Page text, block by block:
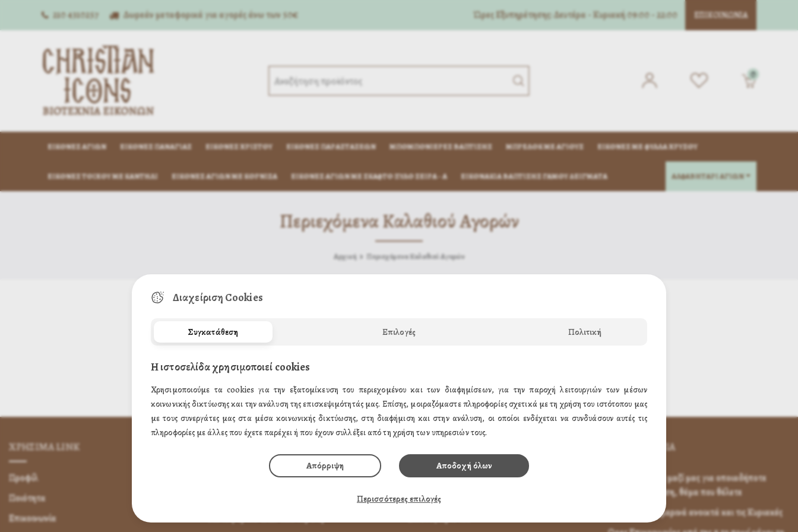
210 4310257 Δωρεάν μεταφορικά για αγορές άνω των 50€ Ώρες Eξυπηρέτησης: Δευτέρα - Κυριακή 09:00 - 22:00 ΕΠΙΚΟΙΝΩΝΊΑ
0
ΕΙΚΌΝΕΣ ΑΓΊΩΝ ΕΙΚΌΝΕΣ ΠΑΝΑΓΊΑΣ ΕΙΚΌΝΕΣ ΧΡΙΣΤΟΎ ΕΙΚΌΝΕΣ ΠΑΡΑΣΤΆΣΕΩΝ ΜΠΟΜΠΟΝΙΈΡΕΣ ΒΆΠΤΙΣΗΣ ΜΠΡΕΛΌΚ ΜΈ ΑΓΊΟΥΣ ΕΙΚΌΝΕΣ ΜΕ ΦΎΛΛΑ ΧΡΥΣΟΎ
ΕΙΚΌΝΕΣ ΤΟΊΧΟΥ ΜΕ ΚΑΝΤΉΛΙ ΕΙΚΌΝΕΣ ΑΓΊΩΝ ΜΕ ΚΟΡΝΊΖΑ ΕΙΚΟΝΕΣ ΑΓΙΩΝ ΜΕ ΣΚΑΦΤΟ ΞΥΛΟ ΣΕΙΡΑ - Α ΕΙΚΟΝΆΚΙΑ ΒΆΠΤΙΣΗΣ ΓΆΜΟΥ ΔΕΊΓΜΑΤΑ ΑΛΦΑΒΗΤΑΡΙ ΑΓΙΩΝ
Περιεχόμενα Καλαθιού Αγορών
Αρχική Περιεχόμενα Καλαθιού Αγορών
ΧΡΗΣΙΜA LINK
Προφίλ
Ποιότητα
Επικοινωνία
Πως Μπορώ να παραγγείλω
Εικόνες Αγίων
Εικόνες Παναγίας
ΕΠΙΚΟΙΝΩΝΊΑ
Επικοινωνήστε μαζί μας για οποιαδήποτε
απορία, ερώτηση, θέμα που θέλετε
Είμαστε καθημερινά ανοικτά και τις Κυριακές
Διαχείριση Cookies
Συγκατάθεση Επιλογές Πολιτική
Η ιστοσελίδα χρησιμοποιεί cookies
Χρησιμοποιούμε τα cookies για την εξατομίκευση του περιεχομένου και των διαφημίσεων, για την παροχή λειτουργιών των μέσων
κοινωνικής δικτύωσης και την ανάλυση της επισκεψιμότητάς μας. Επίσης, μοιραζόμαστε πληροφορίες σχετικά με τη χρήση του ιστότοπου μας
με τους συνεργάτες μας στα μέσα κοινωνικής δικτύωσης, στη διαφήμιση και στην ανάλυση, οι οποίοι ενδέχεται να συνδυάσουν αυτές τις
πληροφορίες με άλλες που έχετε παρέχει ή που έχουν συλλέξει από τη χρήση των υπηρεσιών τους.
Απόρριψη Αποδοχή όλων
Περισσότερες επιλογές